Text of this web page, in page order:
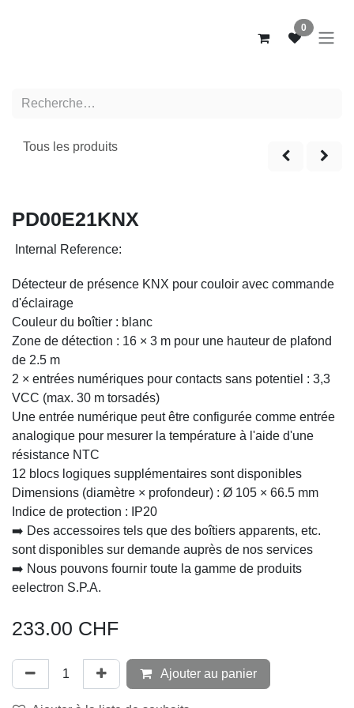
0
Tous les produits
PD00E21KNX
Internal Reference:
Détecteur de présence KNX pour couloir avec commande
d'éclairage
Couleur du boîtier : blanc
Zone de détection : 16 × 3 m pour une hauteur de plafond
de 2.5 m
2 × entrées numériques pour contacts sans potentiel : 3,3
VCC (max. 30 m torsadés)
Une entrée numérique peut être configurée comme entrée
analogique pour mesurer la température à l'aide d'une
résistance NTC
12 blocs logiques supplémentaires sont disponibles
Dimensions (diamètre × profondeur) : Ø 105 × 66.5 mm
Indice de protection : IP20
➡️ Des accessoires tels que des boîtiers apparents, etc.
sont disponibles sur demande auprès de nos services
➡️ Nous pouvons fournir toute la gamme de produits
eelectron S.P.A.
233.00 CHF
Ajouter au panier